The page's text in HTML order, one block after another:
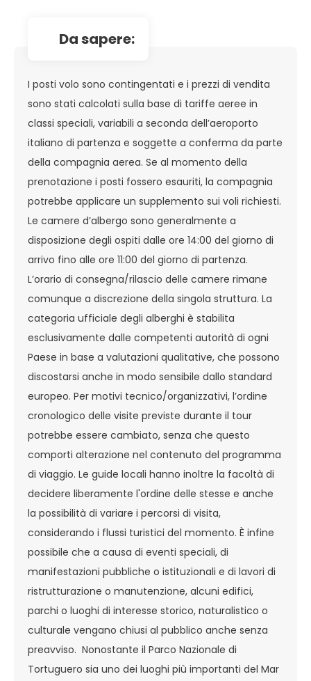
da sapere:
I posti volo sono contingentati e i prezzi di vendita
sono stati calcolati sulla base di tariffe aeree in
classi speciali, variabili a seconda dell’aeroporto
italiano di partenza e soggette a conferma da parte
della compagnia aerea. Se al momento della
prenotazione i posti fossero esauriti, la compagnia
potrebbe applicare un supplemento sui voli richiesti.
Le camere d’albergo sono generalmente a
disposizione degli ospiti dalle ore 14:00 del giorno di
arrivo fino alle ore 11:00 del giorno di partenza.
L’orario di consegna/rilascio delle camere rimane
comunque a discrezione della singola struttura. La
categoria ufficiale degli alberghi è stabilita
esclusivamente dalle competenti autorità di ogni
Paese in base a valutazioni qualitative, che possono
discostarsi anche in modo sensibile dallo standard
europeo. Per motivi tecnico/organizzativi, l’ordine
cronologico delle visite previste durante il tour
potrebbe essere cambiato, senza che questo
comporti alterazione nel contenuto del programma
di viaggio. Le guide locali hanno inoltre la facoltà di
decidere liberamente l'ordine delle stesse e anche
la possibilità di variare i percorsi di visita,
considerando i flussi turistici del momento. È infine
possibile che a causa di eventi speciali, di
manifestazioni pubbliche o istituzionali e di lavori di
ristrutturazione o manutenzione, alcuni edifici,
parchi o luoghi di interesse storico, naturalistico o
culturale vengano chiusi al pubblico anche senza
preavviso. Nonostante il Parco Nazionale di
Tortuguero sia uno dei luoghi più importanti del Mar